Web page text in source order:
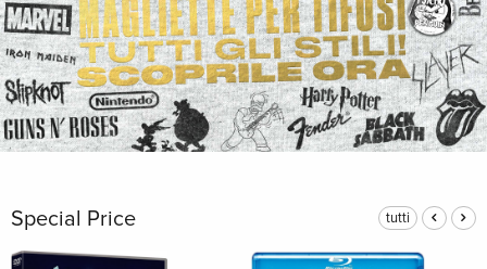
Special Price tutti